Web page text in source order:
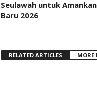
Seulawah untuk
Baru 2026
RELATED ARTICLES MORE